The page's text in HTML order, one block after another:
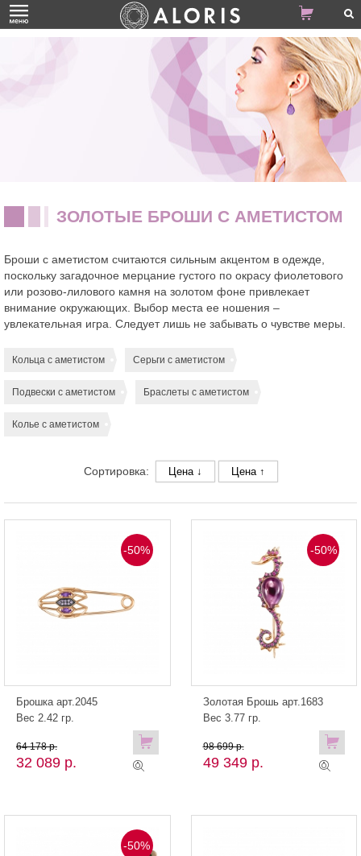
ЗОЛОТЫЕ БРОШИ С АМЕТИСТОМ
Броши с аметистом считаются сильным акцентом в одежде,
поскольку загадочное мерцание густого по окрасу фиолетового
или розово-лилового камня на золотом фоне привлекает
внимание окружающих. Выбор места ее ношения –
увлекательная игра. Следует лишь не забывать о чувстве меры.
Кольца с аметистом Серьги с аметистом
Подвески с аметистом Браслеты с аметистом
Колье с аметистом
Сортировка: Цена ↓ Цена ↑
-50%
Брошка арт.2045
Вес 2.42 гр.
32 089 р.
64 178 р.
-50%
Золотая Брошь арт.1683
Вес 3.77 гр.
49 349 р.
98 699 р.
-50%